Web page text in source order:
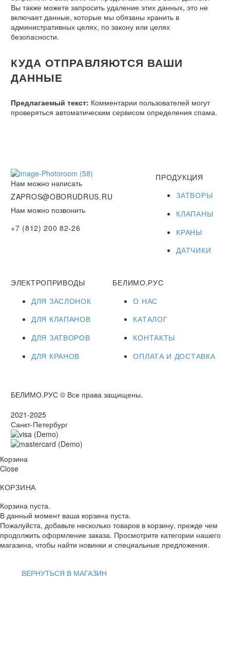
Вы также можете запросить удаление этих данных, это не
включает данные, которые мы обязаны хранить в
административных целях, по закону или целях
безопасности.
КУДА ОТПРАВЛЯЮТСЯ ВАШИ
ДАННЫЕ
Предлагаемый текст: Комментарии пользователей могут
проверяться автоматическим сервисом определения спама.
Нам можно написать
ZAPROS@OBORUDRUS.RU
Нам можно позвонить
+7 (812) 200 82-26
ПРОДУКЦИЯ
ЗАТВОРЫ
КЛАПАНЫ
КРАНЫ
ДАТЧИКИ
ЭЛЕКТРОПРИВОДЫ
ДЛЯ ЗАСЛОНОК
ДЛЯ КЛАПАНОВ
ДЛЯ ЗАТВОРОВ
ДЛЯ КРАНОВ
БЕЛИМО.РУС
О НАС
КАТАЛОГ
КОНТАКТЫ
ОПЛАТА И ДОСТАВКА
БЕЛИМО.РУС © Все права защищены.
2021-2025
Санкт-Петербург
Корзина
Close
КОРЗИНА
Корзина пуста.
В данный момент ваша корзина пуста.
Пожалуйста, добавьте несколько товаров в корзину, прежде чем
продолжить оформление заказа. Просмотрите категории нашего
магазина, чтобы найти новинки и специальные предложения.
ВЕРНУТЬСЯ В МАГАЗИН